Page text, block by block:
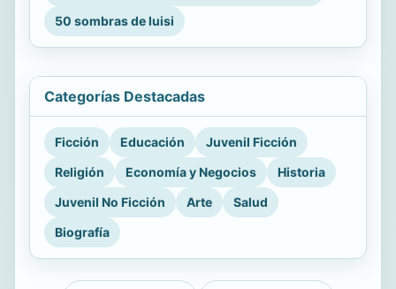
50 sombras de luisi
Categorías Destacadas
Ficción Educación
Juvenil Ficción
Religión
Economía y Negocios
Historia
Juvenil No Ficción
Arte
Salud
Biografía